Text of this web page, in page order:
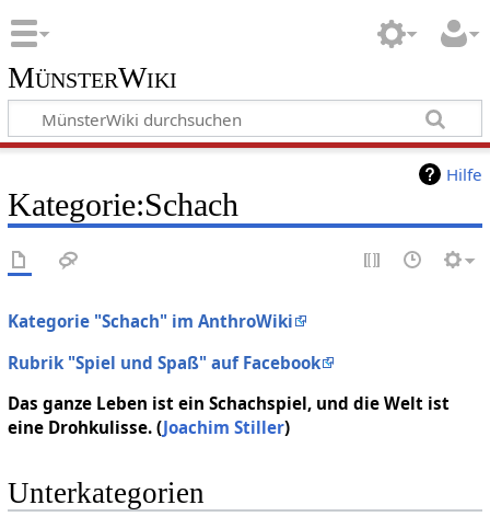
MünsterWiki
Hilfe
Kategorie:Schach
Kategorie "Schach" im AnthroWiki
Rubrik "Spiel und Spaß" auf Facebook
Das ganze Leben ist ein Schachspiel, und die Welt ist
eine Drohkulisse. (Joachim Stiller)
Unterkategorien